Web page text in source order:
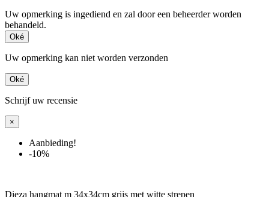
Uw opmerking is ingediend en zal door een beheerder worden
behandeld.
Oké
Uw opmerking kan niet worden verzonden
Oké
Schrijf uw recensie
×
Aanbieding!
-10%
Dieza hangmat m 34x34cm grijs met witte strepen